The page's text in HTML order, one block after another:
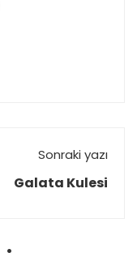
Sonraki yazı
Galata Kulesi